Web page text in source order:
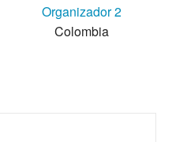
Organizador 2
Colombia